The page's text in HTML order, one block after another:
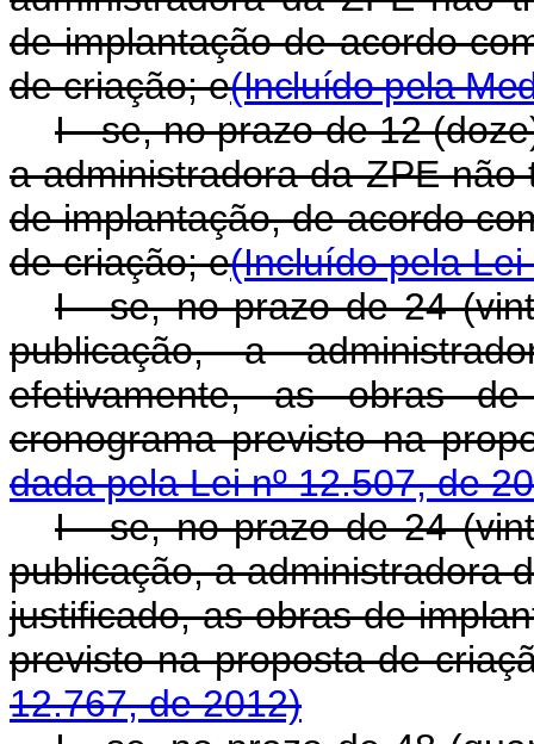
de implantação de acordo
de criação; e(Incluído pela
I - se, no prazo de 12
a administradora da ZPE
de implantação, de acordo
de criação; e(Incluído pela Lei
I - se, no prazo de 24
publicação, a
efetivamente, as obras
cronograma previsto
dada pela Lei nº 12.507, de
I - se, no prazo de 24
publicação, a administradora
justificado, as obras de
previsto na proposta de
12.767, de 2012)